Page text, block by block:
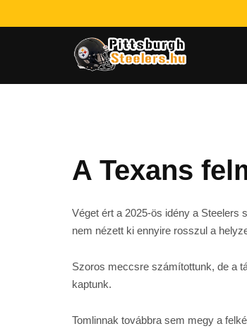
A Texans
Véget ért a 2025-ös idény a Steelers
nem nézett ki ennyire rosszul a
Szoros meccsre számítottunk, de a
kaptunk.
Tomlinnak továbbra sem megy a